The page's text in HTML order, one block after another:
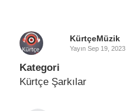
KürtçeMüzik
Yayın Sep 19, 2023
Kategori
Kürtçe Şarkılar